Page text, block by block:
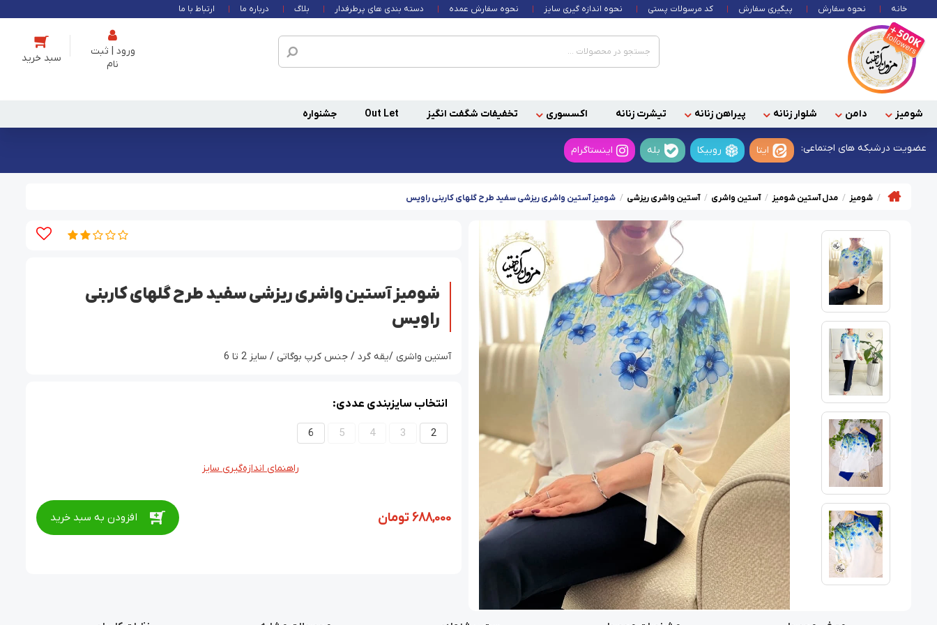
خانه نحوه سفارش پیگیری سفارش کد مرسولات پستی نحوه اندازه گیری سایز نحوه سفارش عمده دسته بندی های پرطرفدار بلاگ درباره ما ارتباط با ما
ورود | ثبت
نام
شومیز دامن شلوار زنانه پیراهن زنانه تیشرت زنانه اکسسوری تخفیفات شگفت انگیز Out Let جشنواره
عضویت درشبکه های اجتماعی: ایتا روبیکا بله اینستاگرام
شومیز مدل آستین شومیز آستین واشری آستین واشری ریزشی شومیز آستین واشری ریزشی سفید طرح گلهای کاربنی راویس
شومیز آستین واشری ریزشی سفید طرح گلهای کاربنی
راویس
آستین واشری /یقه گرد / جنس کرپ بوگاتی / سایز 2 تا 6
انتخاب سایزبندی عددی:
2
3
4
5
6
راهنمای اندازه‌گیری سایز
688,000تومان افزودن به سبد خرید